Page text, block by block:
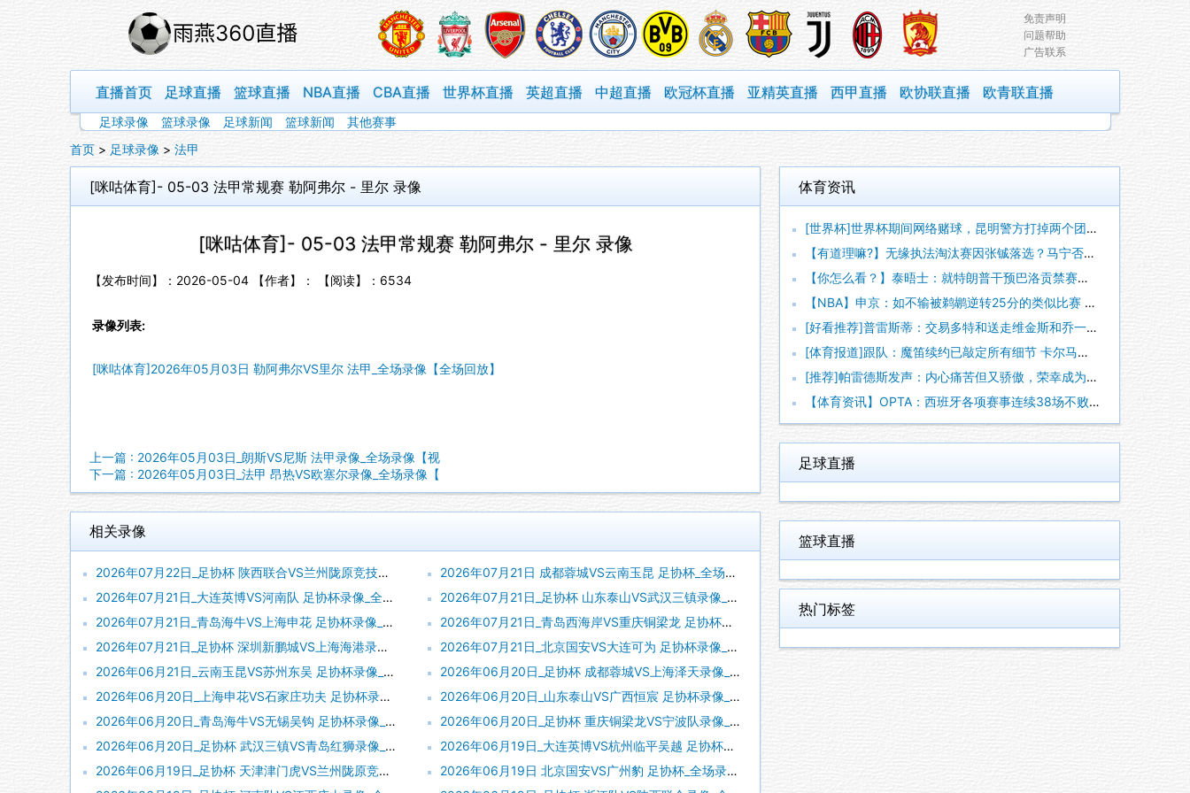
免责声明
问题帮助
广告联系
直播首页 足球直播 篮球直播 NBA直播 CBA直播 世界杯直播 英超直播 中超直播 欧冠杯直播 亚精英直播 西甲直播 欧协联直播 欧青联直播
足球录像 篮球录像 足球新闻 篮球新闻
其他赛事
首页 > 足球录像 > 法甲
[咪咕体育]- 05-03 法甲常规赛 勒阿弗尔 - 里尔 录像
[咪咕体育]- 05-03 法甲常规赛 勒阿弗尔 - 里尔 录像
【发布时间】：2026-05-04 【作者】： 【阅读】： 6534
录像列表:
[咪咕体育]2026年05月03日 勒阿弗尔VS里尔 法甲_全场录像【全场回放】
上一篇 : 2026年05月03日_朗斯VS尼斯 法甲录像_全场录像【视
下一篇 : 2026年05月03日_法甲 昂热VS欧塞尔录像_全场录像【
相关录像
2026年07月22日_足协杯 陕西联合VS兰州陇原竞技录像_高清录像【全场回放】
2026年07月21日 成都蓉城VS云南玉昆 足协杯_全场录像【全场回放】
2026年07月21日_大连英博VS河南队 足协杯录像_全场录像【全场回放】
2026年07月21日_足协杯 山东泰山VS武汉三镇录像_全场录像【全场回放】
2026年07月21日_青岛海牛VS上海申花 足协杯录像_全场录像【高清回放】
2026年07月21日_青岛西海岸VS重庆铜梁龙 足协杯录像_全场录像【全场回放】
2026年07月21日_足协杯 深圳新鹏城VS上海海港录像_全场录像【视频集锦】
2026年07月21日_北京国安VS大连可为 足协杯录像_全场录像【全场回放】
2026年06月21日_云南玉昆VS苏州东吴 足协杯录像_全场录像【视频集锦】
2026年06月20日_足协杯 成都蓉城VS上海泽天录像_高清录像【全场回放】
2026年06月20日_上海申花VS石家庄功夫 足协杯录像_全场录像【全场回放】
2026年06月20日_山东泰山VS广西恒宸 足协杯录像_全场录像【高清回放】
2026年06月20日_青岛海牛VS无锡吴钩 足协杯录像_全场录像【全场回放】
2026年06月20日_足协杯 重庆铜梁龙VS宁波队录像_全场录像【高清回放】
2026年06月20日_足协杯 武汉三镇VS青岛红狮录像_高清录像【全场回放】
2026年06月19日_大连英博VS杭州临平吴越 足协杯录像_全场录像【全场回放】
2026年06月19日_足协杯 天津津门虎VS兰州陇原竞技录像_高清录像【全场回放】
2026年06月19日 北京国安VS广州豹 足协杯_全场录像【视频集锦】
体育资讯
[世界杯]世界杯期间网络赌球，昆明警方打掉两个团伙抓获42人
【有道理嘛?】无缘执法淘汰赛因张铖落选？马宁否认：我特别清楚
【你怎么看？】泰晤士：就特朗普干预巴洛贡禁赛一事，挪威足协准
【NBA】申京：如不输被鹈鹕逆转25分的类似比赛 我们能拿下
[好看推荐]普雷斯蒂：交易多特和送走维金斯和乔一样 都是出于
[体育报道]跟队：魔笛续约已敲定所有细节 卡尔马达+科莫托也
[推荐]帕雷德斯发声：内心痛苦但又骄傲，荣幸成为历史最佳阿根
【体育资讯】OPTA：西班牙各项赛事连续38场不败，世界杯夺
足球直播
篮球直播
热门标签